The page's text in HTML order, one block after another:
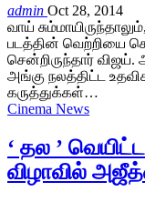
admin Oct 28, 2014
வாய்
படத்தின் வெற்றியை
சென்றிருந்தார்
அங்கு நலத்திட்ட
கருத்துக்கள்…
Cinema News
‘ தல ’
விழாவில்